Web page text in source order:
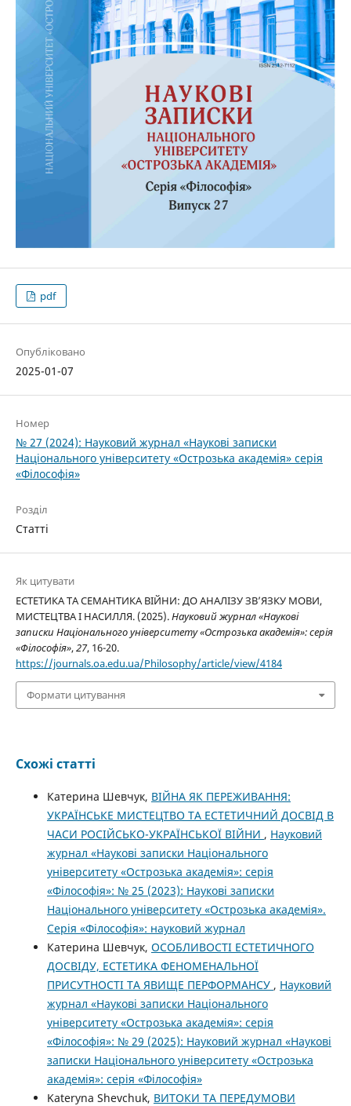
pdf
Опубліковано
2025-01-07
Номер
№ 27 (2024): Науковий журнал «Наукові записки
Національного університету «Острозька академія» серія
«Філософія»
Розділ
Статті
Як цитувати
ЕСТЕТИКА ТА СЕМАНТИКА ВІЙНИ: ДО АНАЛІЗУ ЗВ’ЯЗКУ МОВИ,
МИСТЕЦТВА І НАСИЛЛЯ. (2025).Науковий журнал «Наукові
записки Національного університету «Острозька академія»: серія
«Філософія»,27, 16-20.
https://journals.oa.edu.ua/Philosophy/article/view/4184
Формати цитування
Схожі статті
Катерина Шевчук, ВІЙНА ЯК ПЕРЕЖИВАННЯ:
УКРАЇНСЬКЕ МИСТЕЦТВО ТА ЕСТЕТИЧНИЙ ДОСВІД В
ЧАСИ РОСІЙСЬКО-УКРАЇНСЬКОЇ ВІЙНИ , Науковий
журнал «Наукові записки Національного
університету «Острозька академія»: серія
«Філософія»: № 25 (2023): Наукові записки
Національного університету «Острозька академія».
Серія «Філо­софія»: науковий журнал
Катерина Шевчук, ОСОБЛИВОСТІ ЕСТЕТИЧНОГО
ДОСВІДУ, ЕСТЕТИКА ФЕНОМЕНАЛЬНОЇ
ПРИСУТНОСТІ ТА ЯВИЩЕ ПЕРФОРМАНСУ , Науковий
журнал «Наукові записки Національного
університету «Острозька академія»: серія
«Філософія»: № 29 (2025): Науковий журнал «Наукові
записки Національного університету «Острозька
академія»: серія «Філософія»
Kateryna Shevchuk, ВИТОКИ ТА ПЕРЕДУМОВИ